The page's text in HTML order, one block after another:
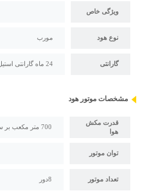
ویژگی خاص
نوع هود مورب
گارانتی 24 ماه گارانتی استیل البرز
مشخصات موتور هود
قدرت مکش
هوا
700 متر مکعب بر ساعت
توان موتور
تعداد موتور 8دور